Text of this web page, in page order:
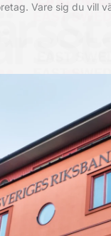
Vare sig du vill